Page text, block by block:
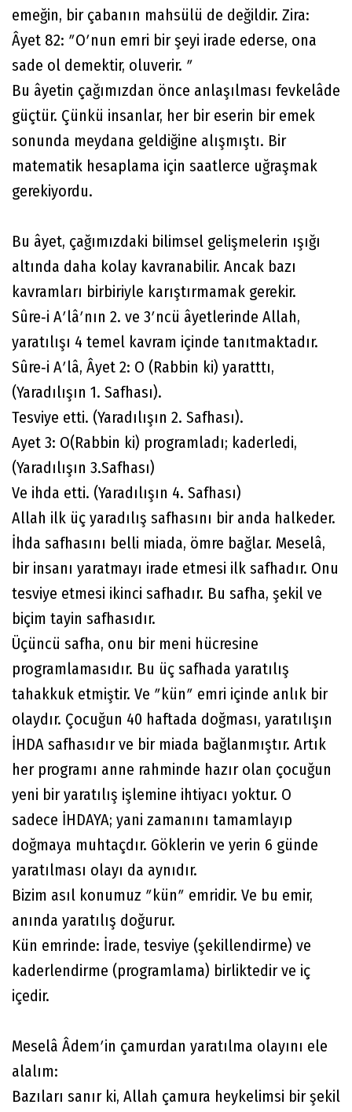
emeğin, bir çabanın mahsülü de değildir. Zira:
Âyet 82: ʺOʹnun emri bir şeyi irade ederse, ona
sade ol demektir, oluverir. ʺ
Bu âyetin çağımızdan önce anlaşılması fevkelâde
güçtür. Çünkü insanlar, her bir eserin bir emek
sonunda meydana geldiğine alışmıştı. Bir
matematik hesaplama için saatlerce uğraşmak
gerekiyordu.
Bu âyet, çağımızdaki bilimsel gelişmelerin ışığı
altında daha kolay kavranabilir. Ancak bazı
kavramları birbiriyle karıştırmamak gerekir.
Sûre‐i Aʹlâʹnın 2. ve 3ʹncü âyetlerinde Allah,
yaratılışı 4 temel kavram içinde tanıtmaktadır.
Sûre‐i Aʹlâ, Âyet 2: O (Rabbin ki) yaratttı,
(Yaradılışın 1. Safhası).
Tesviye etti. (Yaradılışın 2. Safhası).
Ayet 3: O(Rabbin ki) programladı; kaderledi,
(Yaradılışın 3.Safhası)
Ve ihda etti. (Yaradılışın 4. Safhası)
Allah ilk üç yaradılış safhasını bir anda halkeder.
İhda safhasını belli miada, ömre bağlar. Meselâ,
bir insanı yaratmayı irade etmesi ilk safhadır. Onu
tesviye etmesi ikinci safhadır. Bu safha, şekil ve
biçim tayin safhasıdır.
Üçüncü safha, onu bir meni hücresine
programlamasıdır. Bu üç safhada yaratılış
tahakkuk etmiştir. Ve ʺkünʺ emri içinde anlık bir
olaydır. Çocuğun 40 haftada doğması, yaratılışın
İHDA safhasıdır ve bir miada bağlanmıştır. Artık
her programı anne rahminde hazır olan çocuğun
yeni bir yaratılış işlemine ihtiyacı yoktur. O
sadece İHDAYA; yani zamanını tamamlayıp
doğmaya muhtaçdır. Göklerin ve yerin 6 günde
yaratılması olayı da aynıdır.
Bizim asıl konumuz ʺkünʺ emridir. Ve bu emir,
anında yaratılış doğurur.
Kün emrinde: İrade, tesviye (şekillendirme) ve
kaderlendirme (programlama) birliktedir ve iç
içedir.
Meselâ Âdemʹin çamurdan yaratılma olayını ele
alalım:
Bazıları sanır ki, Allah çamura heykelimsi bir şekil